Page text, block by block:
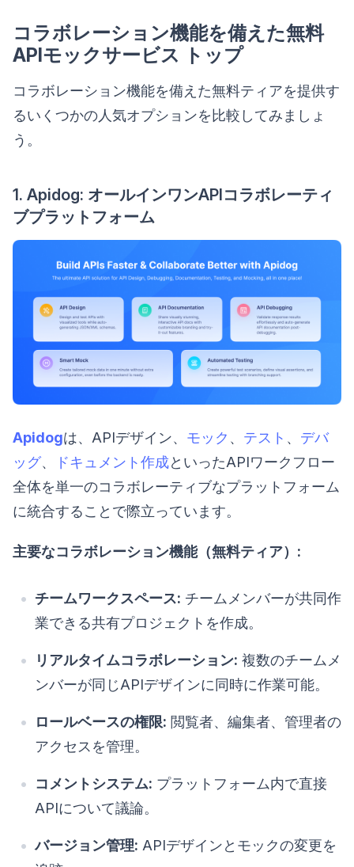
コラボレーション機能を備えた無料
APIモックサービス トップ
コラボレーション機能を備えた無料ティアを提供す
るいくつかの人気オプションを比較してみましょ
う。
1. Apidog: オールインワンAPIコラボレーティ
ブプラットフォーム
Apidogは、APIデザイン、 モック 、 テスト 、 デバ
ッグ、 ドキュメント作成といったAPIワークフロー
全体を単一のコラボレーティブなプラットフォーム
に統合することで際立っています。
主要なコラボレーション機能（無料ティア）:
チームワークスペース: チームメンバーが共同作
業できる共有プロジェクトを作成。
リアルタイムコラボレーション: 複数のチームメ
ンバーが同じAPIデザインに同時に作業可能。
ロールベースの権限: 閲覧者、編集者、管理者の
アクセスを管理。
コメントシステム: プラットフォーム内で直接
APIについて議論。
バージョン管理: APIデザインとモックの変更を